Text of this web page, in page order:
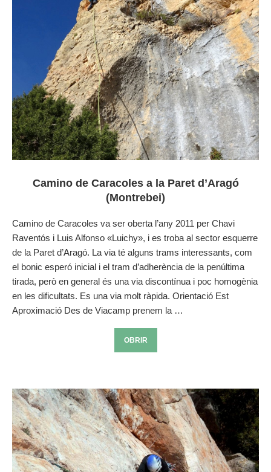
Camino de Caracoles a la Paret d’Aragó
(Montrebei)
Camino de Caracoles va ser oberta l’any 2011 per Chavi
Raventós i Luis Alfonso «Luichy», i es troba al sector esquerre
de la Paret d’Aragó. La via té alguns trams interessants, com
el bonic esperó inicial i el tram d’adherència de la penúltima
tirada, però en general és una via discontínua i poc homogènia
en les dificultats. Es una via molt ràpida. Orientació Est
Aproximació Des de Viacamp prenem la …
OBRIR